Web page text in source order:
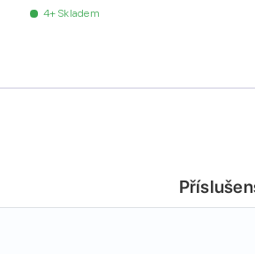
4+ Skladem